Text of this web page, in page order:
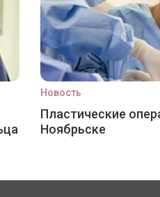
Новость
Пластические
Ноябрьске